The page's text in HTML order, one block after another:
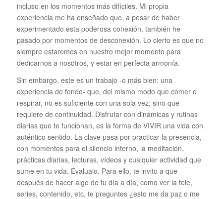
incluso en los momentos más difíciles. Mi propia
experiencia me ha enseñado que, a pesar de haber
experimentado esta poderosa conexión, también he
pasado por momentos de desconexión. Lo cierto es que no
siempre estaremos en nuestro mejor momento para
dedicarnos a nosotros, y estar en perfecta armonía.
Sin embargo, este es un trabajo -o más bien: una
experiencia de fondo- que, del mismo modo que comer o
respirar, no es suficiente con una sola vez; sino que
requiere de continuidad. Disfrutar con dinámicas y rutinas
diarias que te funcionan, es la forma de VIVIR una vida con
auténtico sentido. La clave pasa por practicar la presencia,
con momentos para el silencio interno, la meditación,
prácticas diarias, lecturas, vídeos y cualquier actividad que
sume en tu vida. Evalualo. Para ello, te invito a que
después de hacer algo de tu día a día, como ver la tele,
series, contenido, etc, te preguntes ¿esto me da paz o me